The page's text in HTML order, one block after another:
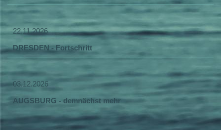
22.11.2026
DRESDEN - Fortschritt
03.12.2026
AUGSBURG - demnächst mehr